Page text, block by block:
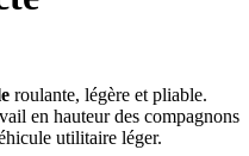
roulante, légère et pliable.
en hauteur des compagnons
utilitaire léger.